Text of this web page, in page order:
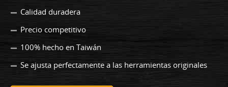
Calidad duradera
Precio competitivo
100% hecho en Taiwán
Se ajusta perfectamente a las herramientas originales